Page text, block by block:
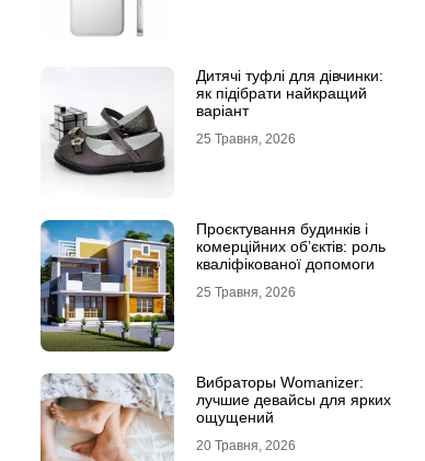
Дитячі туфлі для дівчинки:
як підібрати найкращий
варіант
25 Травня, 2026
Проєктування будинків і
комерційних об’єктів: роль
кваліфікованої допомоги
25 Травня, 2026
Вибраторы Womanizer:
лучшие девайсы для ярких
ощущений
20 Травня, 2026